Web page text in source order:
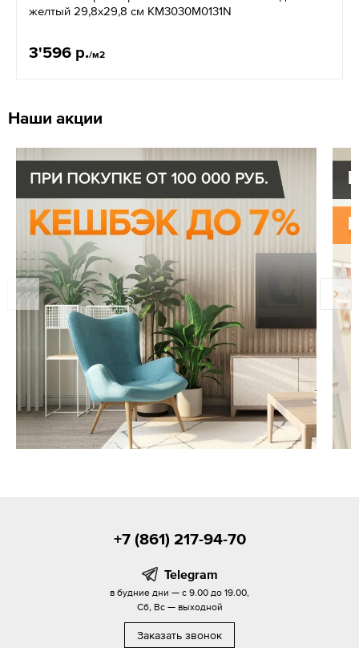
желтый 29,8x29,8 см KM3030M0131N
3'596 р./м2
Наши акции
+7 (861) 217-94-70
Telegram
в будние дни — с 9.00 до 19.00,
Сб, Вс — выходной
Заказать звонок